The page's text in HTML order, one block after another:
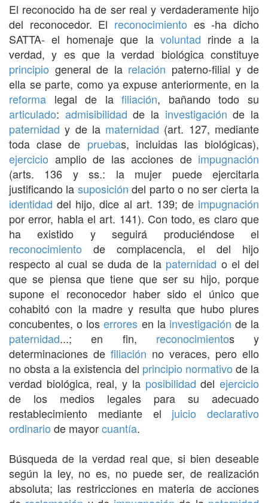
El reconocido ha de ser real y verdaderamente hijo
del reconocedor. El reconocimiento es -ha dicho
SATTA- el homenaje que la voluntad rinde a la
verdad, y es que la verdad biológica constituye
principio general de la relación paterno-filial y de
ella se parte, como ya expuse anteriormente, en la
reforma legal de lafiliación, bañando todo su
articulado: admisibilidad de la investigación de la
paternidad y de la maternidad (art. 127, mediante
toda clase de pruebas, incluidas las biológicas),
ejercicio amplio de las acciones de impugnación
(arts. 136 y ss.: la mujer puede ejercitarla
justificando la suposición del parto o no ser cierta la
identidad del hijo, dice al art. 139; de impugnación
por error, habla el art. 141). Con todo, es claro que
ha existido y seguirá produciéndose el
reconocimiento de complacencia, el del hijo
respecto al cual se duda de la paternidad o el del
que se piensa que tiene que ser su hijo, porque
supone el reconocedor haber sido el único que
cohabitó con la madre y resulta que hubo plures
concubentes, o loserrores en la investigación de la
paternidad...; en fin, reconocimientos y
determinaciones de filiación no veraces, pero ello
no obsta a la existencia del principio normativo de la
verdad biológica, real, y la posibilidad delejercicio
de los medios legales para su adecuado
restablecimiento mediante el juicio declarativo
ordinario de mayorcuantía.
Búsqueda de la verdad real que, si bien deseable
según la ley, no es, no puede ser, de realización
absoluta; las restricciones en materia de acciones